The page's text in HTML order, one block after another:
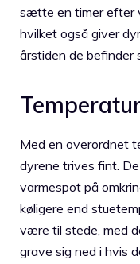
sætte en timer efter
hvilket også giver
årstiden de befinder
Med en overordnet
dyrene trives fint.
varmespot på
køligere end
være til stede, med
grave sig ned i hvis